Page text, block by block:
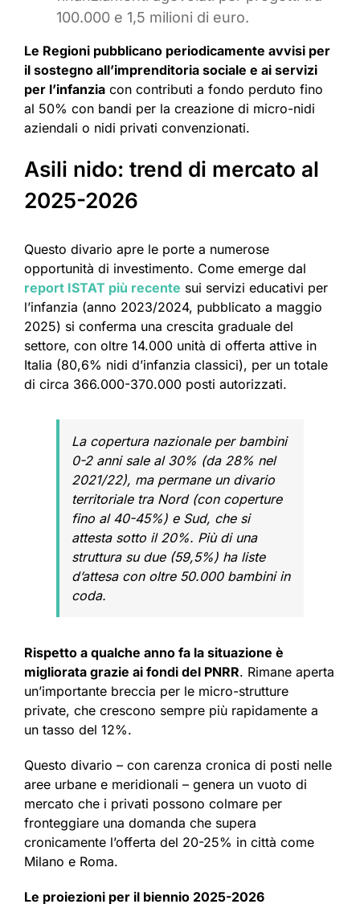
100.000 e 1,5 milioni di euro.
Le Regioni pubblicano periodicamente avvisi per
il sostegno all’imprenditoria sociale e ai servizi
per l’infanzia con contributi a fondo perduto fino
al 50% con bandi per la creazione di micro-nidi
aziendali o nidi privati convenzionati.
Asili nido: trend di mercato al
2025-2026
Questo divario apre le porte a numerose
opportunità di investimento. Come emerge dal
report ISTAT più recente sui servizi educativi per
l’infanzia (anno 2023/2024, pubblicato a maggio
2025) si conferma una crescita graduale del
settore, con oltre 14.000 unità di offerta attive in
Italia (80,6% nidi d’infanzia classici), per un totale
di circa 366.000-370.000 posti autorizzati.
La copertura nazionale per bambini
0-2 anni sale al 30% (da 28% nel
2021/22), ma permane un divario
territoriale tra Nord (con coperture
fino al 40-45%) e Sud, che si
attesta sotto il 20%. Più di una
struttura su due (59,5%) ha liste
d’attesa con oltre 50.000 bambini in
coda.
Rispetto a qualche anno fa la situazione è
migliorata grazie ai fondi del PNRR. Rimane aperta
un’importante breccia per le micro-strutture
private, che crescono sempre più rapidamente a
un tasso del 12%.
Questo divario – con carenza cronica di posti nelle
aree urbane e meridionali – genera un vuoto di
mercato che i privati possono colmare per
fronteggiare una domanda che supera
cronicamente l’offerta del 20-25% in città come
Milano e Roma.
Le proiezioni per il biennio 2025-2026